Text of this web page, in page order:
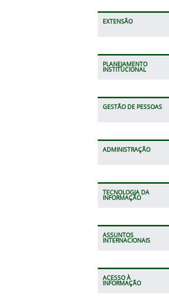
EXTENSÃO
PLANEJAMENTO
INSTITUCIONAL
GESTÃO DE PESSOAS
ADMINISTRAÇÃO
TECNOLOGIA DA
INFORMAÇÃO
ASSUNTOS
INTERNACIONAIS
ACESSO À
INFORMAÇÃO